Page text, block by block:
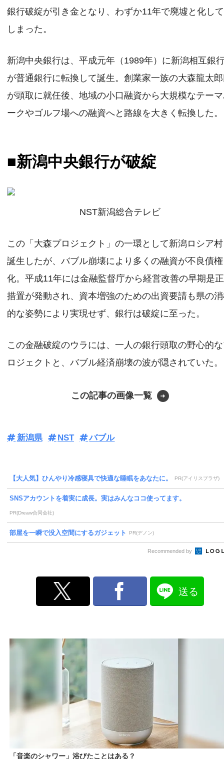
銀行破綻が引き金となり、わずか11年で廃墟と化して
しまった。
新潟中央銀行は、平成元年（1989年）に新潟相互銀
が普通銀行に転換して誕生。創業家一族の大森龍太
が頭取に就任後、地域の小口融資から大規模なテー
ークやゴルフ場への融資へと路線を大きく転換した。
■新潟中央銀行が破綻
NST新潟総合テレビ
この「大森プロジェクト」の一環として新潟ロシア
誕生したが、バブル崩壊により多くの融資が不良債権
化。平成11年には金融監督庁から経営改善の早期是正
措置が発動され、資本増強のための出資要請も県の
的な姿勢により実現せず、銀行は破綻に至った。
この金融破綻のウラには、一人の銀行頭取の野心的
ロジェクトと、バブル経済崩壊の波が隠されていた。
この記事の画像一覧
新潟県 NST バブル
【大人気】ひんやり冷感寝具で快適な睡眠をあなたに。 PR(アイリスプラザ)
SNSアカウントを着実に成長。実はみんなココ使ってます。
PR(Dreaw合同会社)
部屋を一瞬で没入空間にするガジェット PR(デノン)
Recommended by
送る
「音楽のシャワー」浴びたことはある？